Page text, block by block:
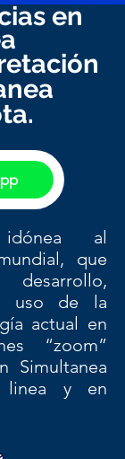
en
al
que
uso de la
actual en
“zoom”
Simultanea
linea y en